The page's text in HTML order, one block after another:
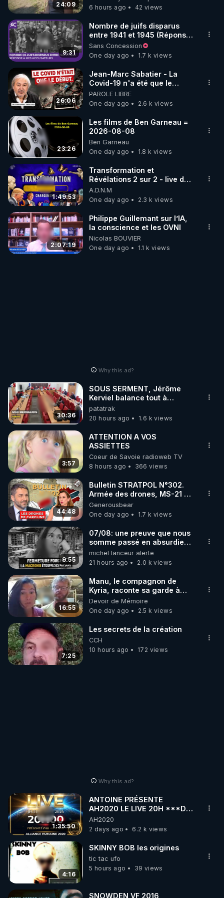
code : REGENERE10
▶ 30 jours gratuit sur l’application de méditation et
de bien-être ENVOL :
Rendez-vous sur https://www.envol.app/code
le code : REGENERE
24:09
Bretagne
6 hours ago
42 views
9:31
Nombre de juifs disparus
entre 1941 et 1945 (Réponse
à mes accusateurs)
Sans Concession
One day ago
1.7 k views
26:06
Jean-Marc Sabatier - La
Covid-19 n'a été que le
début - L'ARNm & l'ARNm-aa
jusqu où auront-t-il ?
PAROLE LIBRE
One day ago
2.6 k views
23:26
Les films de Ben Garneau =
2026-08-08
Ben Garneau
One day ago
1.8 k views
1:49:53
Transformation et
Révélations 2 sur 2 - live du
07/08/26
A.D.N.M
One day ago
2.3 k views
2:07:19
Philippe Guillemant sur l’IA,
la conscience et les OVNI
Nicolas BOUVIER
One day ago
1.1 k views
Why this ad?
30:36
SOUS SERMENT, Jérôme
Kerviel balance tout à
l'Assemblée !
patatrak
20 hours ago
1.6 k views
3:57
ATTENTION A VOS
ASSIETTES
Coeur de Savoie radioweb TV
8 hours ago
366 views
44:48
Bulletin STRATPOL N°302.
Armée des drones, MS-21 en
série, missiles coréens.
07.08.2026.
Generousbear
One day ago
1.7 k views
9:55
07/08: une preuve que nous
somme passé en absurdie
une dictature qui veut faire
taire ses opposant !
michel lanceur alerte
21 hours ago
2.0 k views
16:55
Manu, le compagnon de
Kyria, raconte sa garde à
vue musclée. PARTAGEZ!
Devoir de Mémoire
One day ago
2.5 k views
7:25
Les secrets de la création
CCH
10 hours ago
172 views
Why this ad?
1:35:50
ANTOINE PRÉSENTE
AH2020 LE LIVE 20H ***DU
06/08/2026***
AH2020
2 days ago
6.2 k views
4:16
SKINNY BOB les origines
tic tac ufo
5 hours ago
39 views
SNOWDEN VF 2016